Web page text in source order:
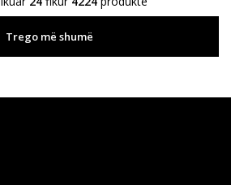
Trego më shumë